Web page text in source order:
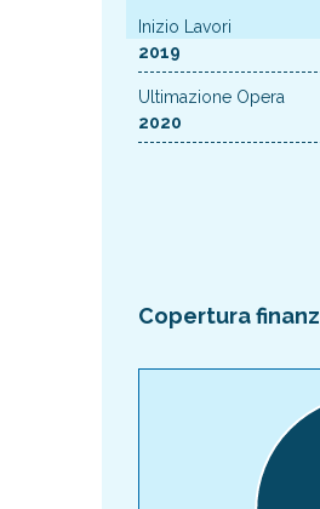
Inizio Lavori
2019
Ultimazione Opera
2020
Copertura